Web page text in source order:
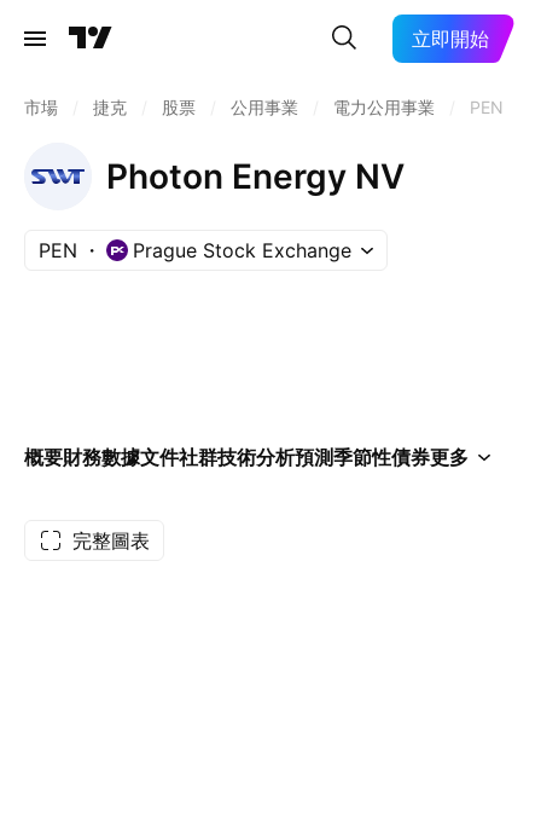
立即開始
市場 捷克 股票 公用事業 電力公用事業 PEN
Photon Energy NV
PEN Prague Stock Exchange
概要財務數據文件社群技術分析預測季節性債券更多
完整圖表